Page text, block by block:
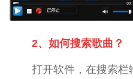
2、如何搜索歌曲？
打开软件，在搜索栏